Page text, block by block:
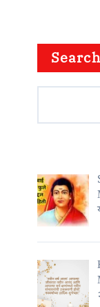
Search